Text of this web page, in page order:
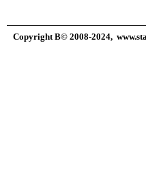
Copyright В© 2008-2024,